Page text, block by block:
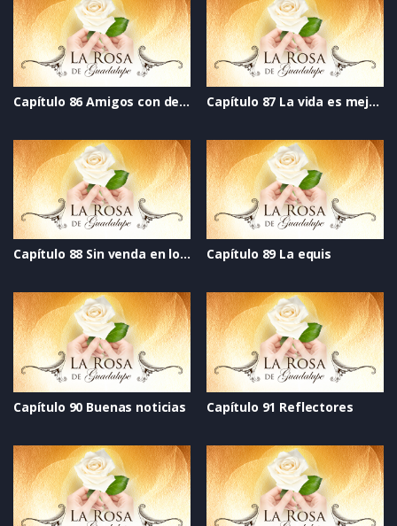
Capítulo 86 Amigos con derechos Capítulo 87 La vida es mejor cantando
Capítulo 88 Sin venda en los ojos Capítulo 89 La equis
Capítulo 90 Buenas noticias Capítulo 91 Reflectores